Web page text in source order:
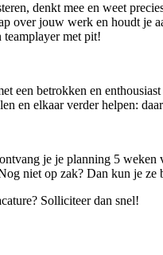
denkt mee en weet
over jouw werk en houdt
met pit!
een betrokken en
en elkaar verder helpen:
je je planning 5
niet op zak? Dan kun je ze
Solliciteer dan snel!